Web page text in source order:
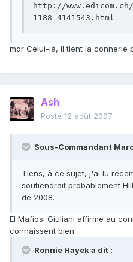
http://
1188_4141543.html
mdr Celui-là, il tient la connerie
Ash
Posté 12 août 2007
Sous-Commandant
Tiens, à ce sujet, j'ai lu
soutiendrait probablement
de 2008.
El Mafiosi Giuliani affirme au
connaissent bien.
Ronnie Hayek a dit :